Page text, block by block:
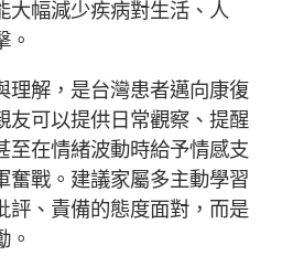
大幅減少疾病對生活、人
。
理解，是台灣患者邁向康復
友可以提供日常觀察、提醒
至在情緒波動時給予情感支
奮戰。建議家屬多主動學習
評、責備的態度面對，而是